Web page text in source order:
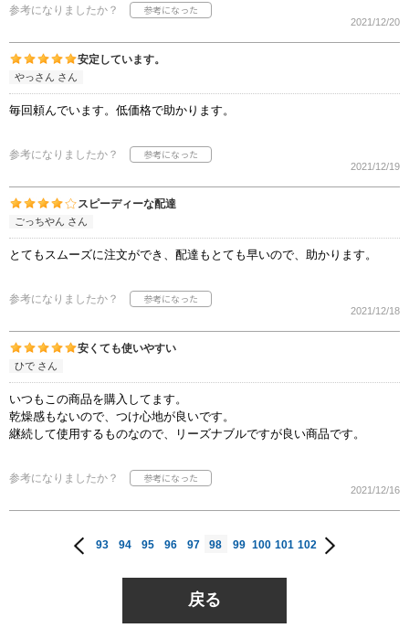
参考になりましたか？
2021/12/20
安定しています。
やっさん さん
毎回頼んでいます。低価格で助かります。
参考になりましたか？
2021/12/19
スピーディーな配達
ごっちやん さん
とてもスムーズに注文ができ、配達もとても早いので、助かります。
参考になりましたか？
2021/12/18
安くても使いやすい
ひで さん
いつもこの商品を購入してます。
乾燥感もないので、つけ心地が良いです。
継続して使用するものなので、リーズナブルですが良い商品です。
参考になりましたか？
2021/12/16
93 94 95 96 97 98 99 100 101 102
戻る